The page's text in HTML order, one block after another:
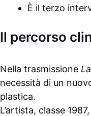
È il terzo
Il percorso
Nella trasmissione
necessità di un
plastica.
L’artista, classe